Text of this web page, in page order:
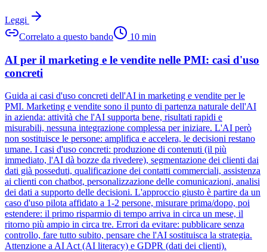
Leggi
Correlato a questo bando
10 min
AI per il marketing e le vendite nelle PMI: casi d'uso
concreti
Guida ai casi d'uso concreti dell'AI in marketing e vendite per le
PMI. Marketing e vendite sono il punto di partenza naturale dell'AI
in azienda: attività che l'AI supporta bene, risultati rapidi e
misurabili, nessuna integrazione complessa per iniziare. L'AI però
non sostituisce le persone: amplifica e accelera, le decisioni restano
umane. I casi d'uso concreti: produzione di contenuti (il più
immediato, l'AI dà bozze da rivedere), segmentazione dei clienti dai
dati già posseduti, qualificazione dei contatti commerciali, assistenza
ai clienti con chatbot, personalizzazione delle comunicazioni, analisi
dei dati a supporto delle decisioni. L'approccio giusto è partire da un
caso d'uso pilota affidato a 1-2 persone, misurare prima/dopo, poi
estendere: il primo risparmio di tempo arriva in circa un mese, il
ritorno più ampio in circa tre. Errori da evitare: pubblicare senza
controllo, fare tutto subito, pensare che l'AI sostituisca la strategia.
Attenzione a AI Act (AI literacy) e GDPR (dati dei clienti).